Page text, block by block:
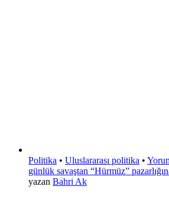
Politika • Uluslararası politika •
günlük savaştan “Hürmüz”
yazan Bahri Ak